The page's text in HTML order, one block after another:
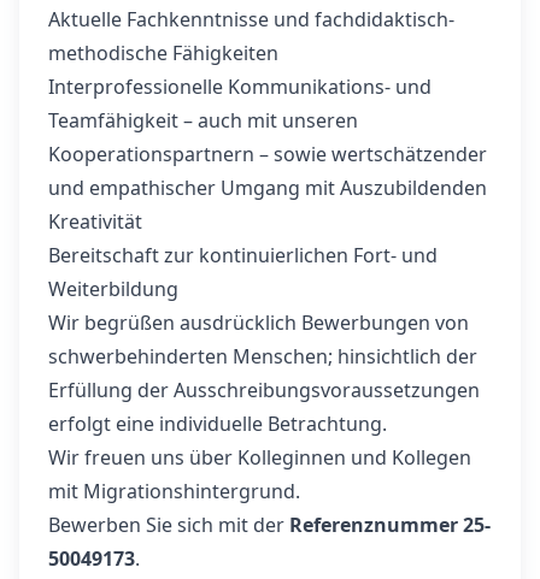
Aktuelle Fachkenntnisse und fachdidaktisch-
methodische Fähigkeiten
Interprofessionelle Kommunikations- und
Teamfähigkeit – auch mit unseren
Kooperationspartnern – sowie wertschätzender
und empathischer Umgang mit Auszubildenden
Kreativität
Bereitschaft zur kontinuierlichen Fort- und
Weiterbildung
Wir begrüßen ausdrücklich Bewerbungen von
schwerbehinderten Menschen; hinsichtlich der
Erfüllung der Ausschreibungsvoraussetzungen
erfolgt eine individuelle Betrachtung.
Wir freuen uns über Kolleginnen und Kollegen
mit Migrationshintergrund.
Bewerben Sie sich mit der Referenznummer 25-
50049173.